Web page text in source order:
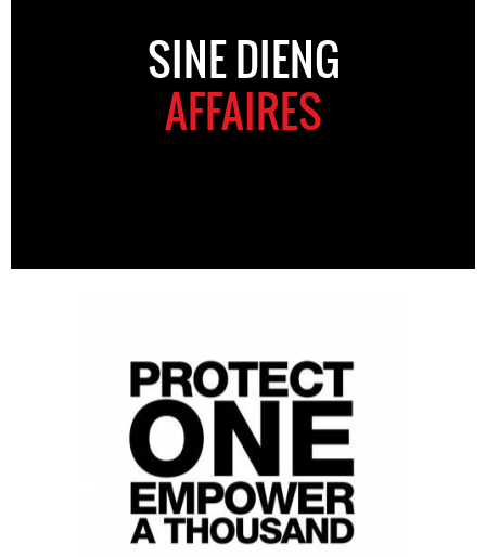
SINE DIENG
AFFAIRES